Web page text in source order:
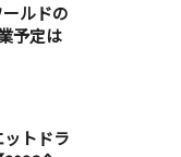
ルドの
予定は
トドラ